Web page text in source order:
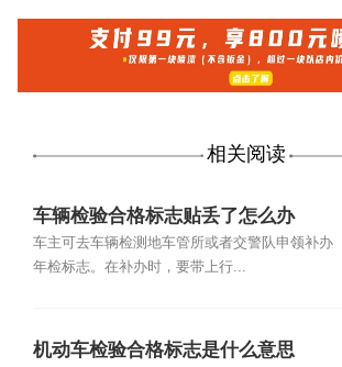
相关阅读
车辆检验合格标志贴丢了怎么办
车主可去车辆检测地车管所或者交警队申领补办
年检标志。在补办时，要带上行...
机动车检验合格标志是什么意思